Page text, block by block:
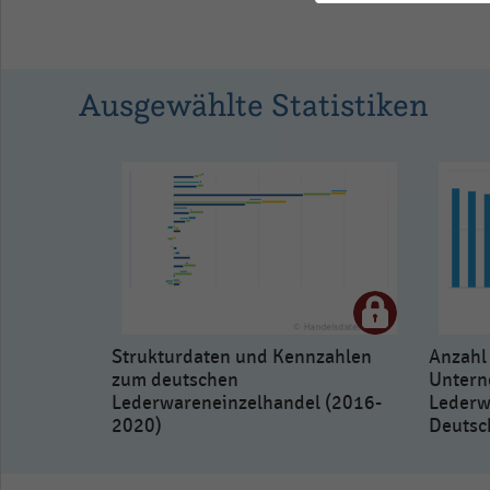
data
Ausgewählte Statistiken
Strukturdaten und Kennzahlen
zum deutschen
Lederwareneinzelhandel (2016-
2020)